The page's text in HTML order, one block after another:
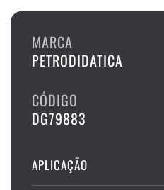
MARCA
PETRODIDATICA
CÓDIGO
DG79883
APLICAÇÃO